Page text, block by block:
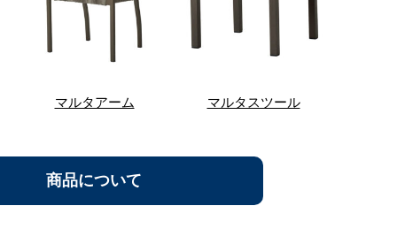
マルタアーム マルタスツール
商品について